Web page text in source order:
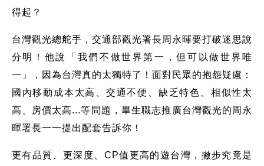
得起？
台灣觀光總舵手，交通部觀光署長周永暉要打破迷思說
分明！他說「我們不做世界第一，但可以做世界唯
一」，因為台灣真的太獨特了！面對民眾的抱怨疑慮：
國內移動成本太高、交通不便、缺乏特色、相似性太
高、房價太高...等問題，畢生職志推廣台灣觀光的周永
暉署長一一提出配套告訴你！
更有品質、更深度、CP值更高的遊台灣，撇步究竟是